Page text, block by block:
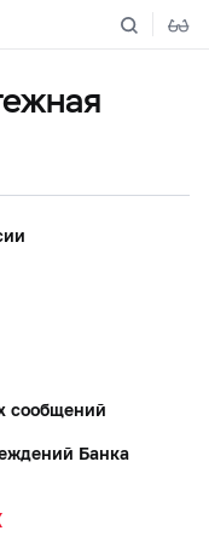
сообщений
Банка